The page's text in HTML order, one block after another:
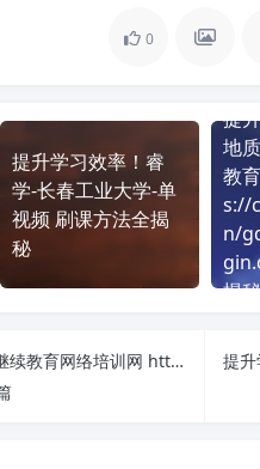
0
提升学习效率！睿
学-长春工业大学-单
视频 刷课方法全揭
秘
提
地
教
s://
n/
揭秘
如何在 眉山市专业技术人员继续教育网络培训网 http://meishan.scjxjypx.com/ 平台快速完成学习任务？